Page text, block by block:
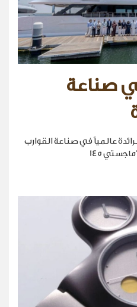
في صناعة
عالمياً في صناعة القوارب
145